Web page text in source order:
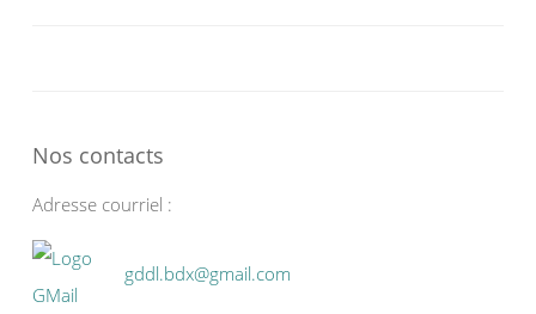
Nos contacts
Adresse courriel :
gddl.bdx@gmail.com